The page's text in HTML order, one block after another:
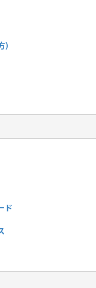
)
ド